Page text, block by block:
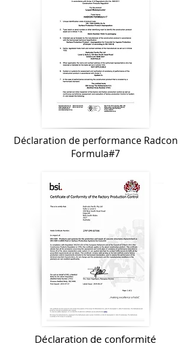
Déclaration de performance Radcon
Formula#7
Déclaration de conformité